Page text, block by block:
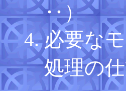
‥）
必要な
処理の